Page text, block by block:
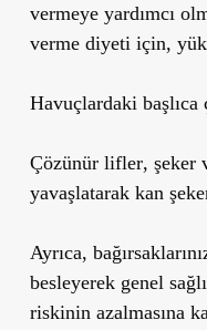
vermeye yardımcı
verme diyeti için,
Havuçlardaki
Çözünür lifler, şeker
yavaşlatarak kan
Ayrıca,
besleyerek genel
riskinin azalmasına